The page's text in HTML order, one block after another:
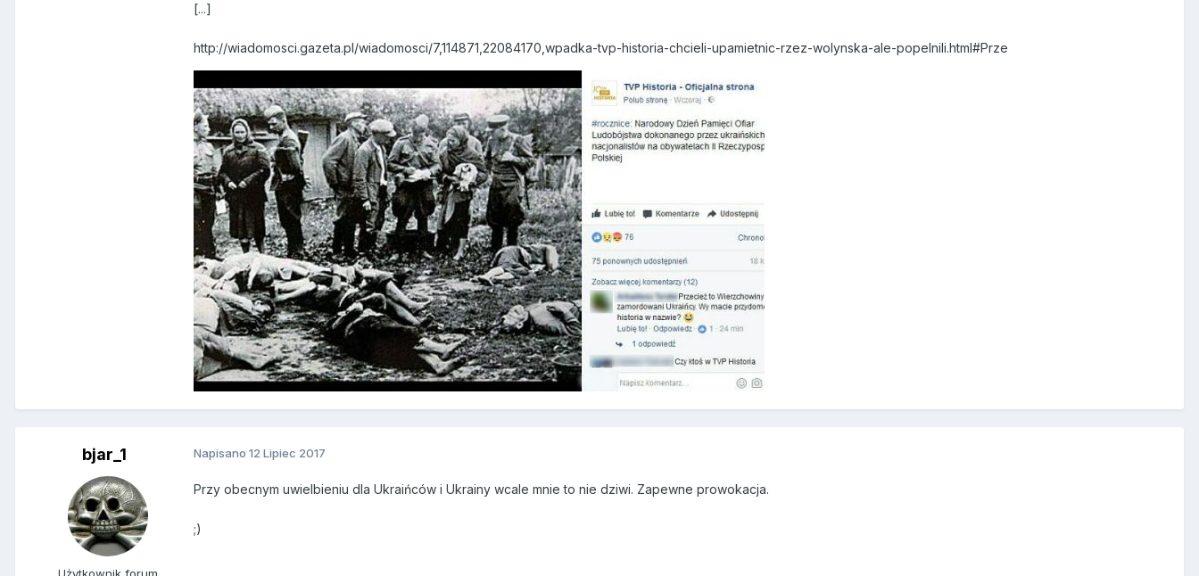
[...]
http://wiadomosci.gazeta.pl/wiadomosci/7,114871,22084170,wpadka-tvp-historia-chcieli-upamietnic-rzez-wolynska-ale-popelnili.html#Prze
bjar_1 Napisano 12 Lipiec 2017
Przy obecnym uwielbieniu dla Ukraińców i Ukrainy wcale mnie to nie dziwi. Zapewne prowokacja.
;)